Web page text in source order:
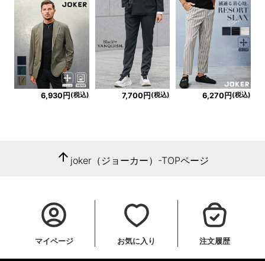
6,930円 (税込) 7,700円 (税込) 6,270円 (税込)
arrow_upward joker（ジョーカー）-TOPページ
マイページ お気に入り 注文履歴